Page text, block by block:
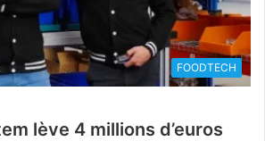
FOODTECH
lève 4 millions d’euros